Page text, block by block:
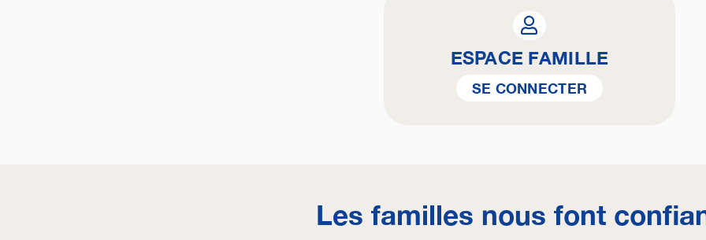
ESPACE FAMILLE
SE CONNECTER
Les familles nous font